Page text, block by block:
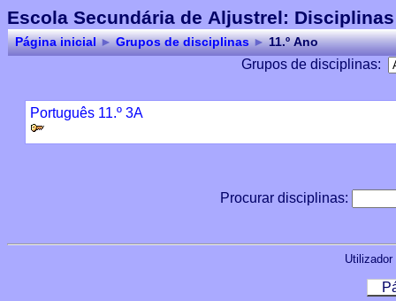
Escola Secundária de Aljustrel: Disciplinas
Página inicial ► Grupos de disciplinas ►11.º Ano
Grupos de disciplinas:
Português 11.º 3A
Procurar disciplinas: